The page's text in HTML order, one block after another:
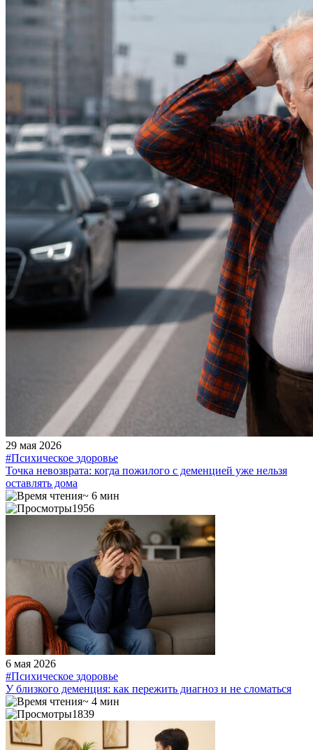
29 мая 2026
#Психическое здоровье
Точка невозврата: когда пожилого с деменцией уже нельзя
оставлять дома
~ 6 мин
1956
6 мая 2026
#Психическое здоровье
У близкого деменция: как пережить диагноз и не сломаться
~ 4 мин
1839